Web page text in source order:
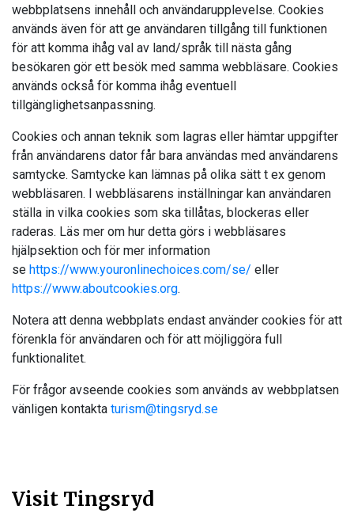
webbplatsens innehåll och användarupplevelse. Cookies
används även för att ge användaren tillgång till funktionen
för att komma ihåg val av land/språk till nästa gång
besökaren gör ett besök med samma webbläsare. Cookies
används också för komma ihåg eventuell
tillgänglighetsanpassning.
Cookies och annan teknik som lagras eller hämtar uppgifter
från användarens dator får bara användas med användarens
samtycke. Samtycke kan lämnas på olika sätt t ex genom
webbläsaren. I webbläsarens inställningar kan användaren
ställa in vilka cookies som ska tillåtas, blockeras eller
raderas. Läs mer om hur detta görs i webbläsares
hjälpsektion och för mer information
se https://www.youronlinechoices.com/se/ eller
https://www.aboutcookies.org.
Notera att denna webbplats endast använder cookies för att
förenkla för användaren och för att möjliggöra full
funktionalitet.
För frågor avseende cookies som används av webbplatsen
vänligen kontakta turism@tingsryd.se
Visit Tingsryd